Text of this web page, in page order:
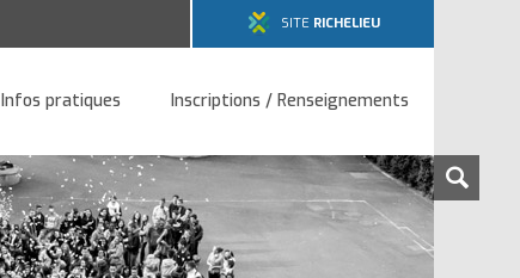
Infos pratiques Inscriptions / Renseignements
SITE RICHELIEU